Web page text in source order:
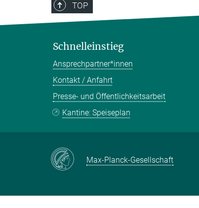
TOP
Schnelleinstieg
Ansprechpartner*innen
Kontakt / Anfahrt
Presse- und Öffentlichkeitsarbeit
Kantine: Speiseplan
Max-Planck-Gesellschaft